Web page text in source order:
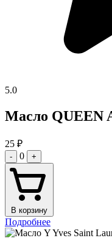
5.0
Масло QUEEN
25 ₽
- 0 +
В корзину
Подробнее